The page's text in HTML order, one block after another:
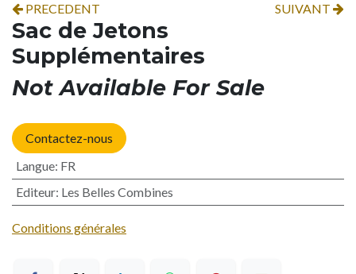
PRECEDENT SUIVANT
Sac de Jetons
Supplémentaires
Not Available For Sale
Contactez-nous
Langue: FR
Editeur: Les Belles Combines
Conditions générales